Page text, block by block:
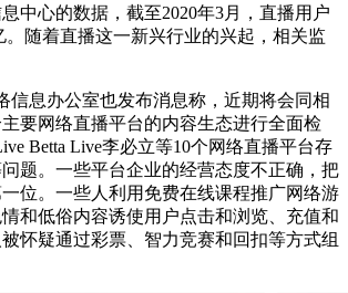
中心的数据，截至2020年3月，直播用户
。随着直播这一新兴行业的兴起，相关监
信息办公室也发布消息称，近期将会同相
要网络直播平台的内容生态进行全面检
Betta Live李必立等10个网络直播平台存
题。一些平台企业的经营态度不正确，把
位。一些人利用免费在线课程推广网络游
和低俗内容诱使用户点击和浏览、充值和
怀疑通过彩票、智力竞赛和回扣等方式组